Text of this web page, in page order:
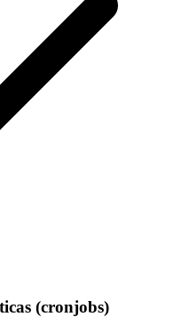
(cronjobs)